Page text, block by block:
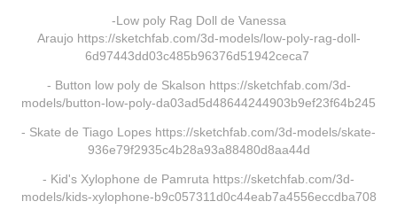
-Low poly Rag Doll de Vanessa
Araujo https://sketchfab.com/3d-models/low-poly-rag-doll-
6d97443dd03c485b96376d51942ceca7
- Button low poly de Skalson https://sketchfab.com/3d-
models/button-low-poly-da03ad5d48644244903b9ef23f64b245
- Skate de Tiago Lopes https://sketchfab.com/3d-models/skate-
936e79f2935c4b28a93a88480d8aa44d
- Kid's Xylophone de Pamruta https://sketchfab.com/3d-
models/kids-xylophone-b9c057311d0c44eab7a4556eccdba708